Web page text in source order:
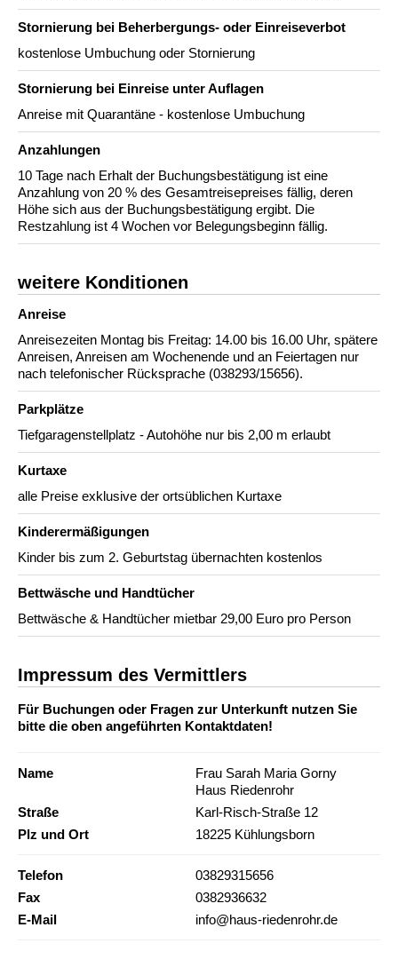
Stornierung bei Beherbergungs- oder Einreiseverbot
kostenlose Umbuchung oder Stornierung
Stornierung bei Einreise unter Auflagen
Anreise mit Quarantäne - kostenlose Umbuchung
Anzahlungen
10 Tage nach Erhalt der Buchungsbestätigung ist eine
Anzahlung von 20 % des Gesamtreisepreises fällig, deren
Höhe sich aus der Buchungsbestätigung ergibt. Die
Restzahlung ist 4 Wochen vor Belegungsbeginn fällig.
weitere Konditionen
Anreise
Anreisezeiten Montag bis Freitag: 14.00 bis 16.00 Uhr, spätere
Anreisen, Anreisen am Wochenende und an Feiertagen nur
nach telefonischer Rücksprache (038293/15656).
Parkplätze
Tiefgaragenstellplatz - Autohöhe nur bis 2,00 m erlaubt
Kurtaxe
alle Preise exklusive der ortsüblichen Kurtaxe
Kinderermäßigungen
Kinder bis zum 2. Geburtstag übernachten kostenlos
Bettwäsche und Handtücher
Bettwäsche & Handtücher mietbar 29,00 Euro pro Person
Impressum des Vermittlers
Für Buchungen oder Fragen zur Unterkunft nutzen Sie
bitte die oben angeführten Kontaktdaten!
Name
Frau Sarah Maria Gorny
Haus Riedenrohr
Straße
Karl-Risch-Straße 12
Plz und Ort
18225 Kühlungsborn
Telefon
03829315656
Fax
0382936632
E-Mail
info@haus-riedenrohr.de